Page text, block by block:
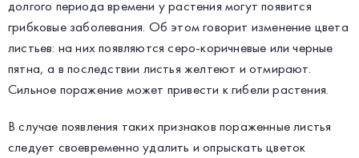
долгого периода времени у растения могут появится
грибковые заболевания. Об этом говорит изменение цвета
листьев: на них появляются серо-коричневые или черные
пятна, а в последствии листья желтеют и отмирают.
Сильное поражение может привести к гибели растения.
В случае появления таких признаков пораженные листья
следует своевременно удалить и опрыскать цветок